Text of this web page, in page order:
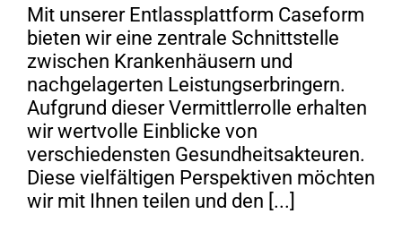
Mit unserer Entlassplattform Caseform
bieten wir eine zentrale Schnittstelle
zwischen Krankenhäusern und
nachgelagerten Leistungserbringern.
Aufgrund dieser Vermittlerrolle erhalten
wir wertvolle Einblicke von
verschiedensten Gesundheitsakteuren.
Diese vielfältigen Perspektiven möchten
wir mit Ihnen teilen und den [...]